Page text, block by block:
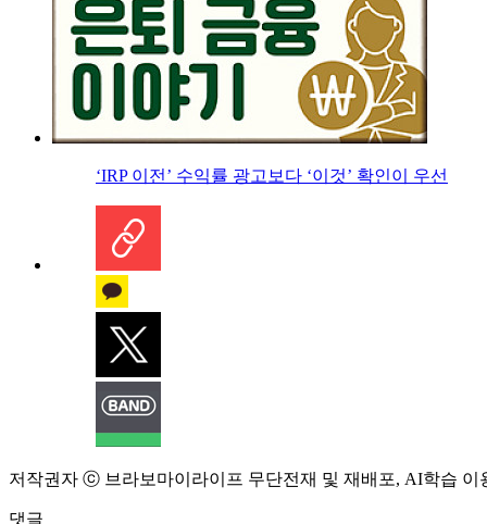
‘IRP 이전’ 수익률 광고보다 ‘이것’ 확인이 우선
저작권자 ⓒ 브라보마이라이프 무단전재 및 재배포, AI학습 이
댓글